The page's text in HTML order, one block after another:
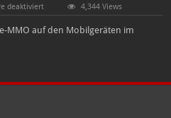
deaktiviertfür
How
to
Play
4,344 Views
MMO auf den Mobilgeräten im